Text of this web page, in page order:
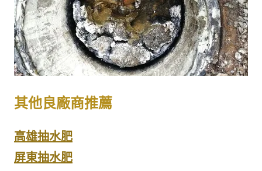
其他良廠商推薦
高雄抽水肥
屏東抽水肥